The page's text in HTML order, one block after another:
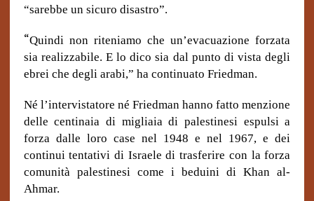
“sarebbe un sicuro disastro”.
“Quindi non riteniamo che un’evacuazione forzata
sia realizzabile. E lo dico sia dal punto di vista degli
ebrei che degli arabi,” ha continuato Friedman.
Né l’intervistatore né Friedman hanno fatto menzione
delle centinaia di migliaia di palestinesi espulsi a
forza dalle loro case nel 1948 e nel 1967, e dei
continui tentativi di Israele di trasferire con la forza
comunità palestinesi come i beduini di Khan al-
Ahmar.